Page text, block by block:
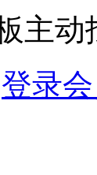
主动
登录